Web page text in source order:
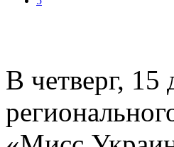
В четверг, 15